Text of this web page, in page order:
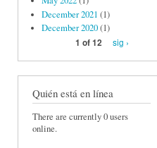
December 2021 (1)
December 2020(1)
1 of 12
sig ›
Quién está en línea
There are currently 0 users
online.